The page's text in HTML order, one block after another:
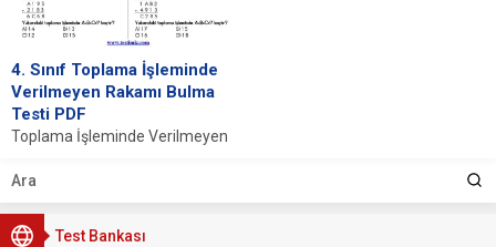
Test Bankası
4. Sınıf Toplama İşleminde
Verilmeyen Rakamı Bulma
Testi PDF
Toplama İşleminde Verilmeyen
Anahtarı Toplama İşleminin
Temel İlkeleri Toplama işlemi,
matematiğin...